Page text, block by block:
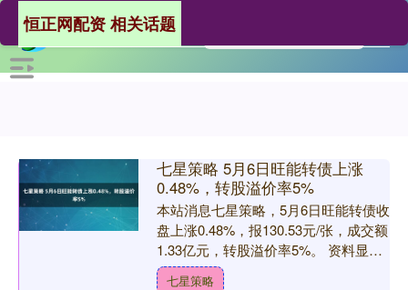
恒正网配资 相关话题
七星策略 5月6日旺能转债上涨
0.48%，转股溢价率5%
本站消息七星策略，5月6日旺能转债收
盘上涨0.48%，报130.53元/张，成交额
1.33亿元，转股溢价率5%。 资料显
示，旺能转债信用级别为“AA”，债券期
七星策略